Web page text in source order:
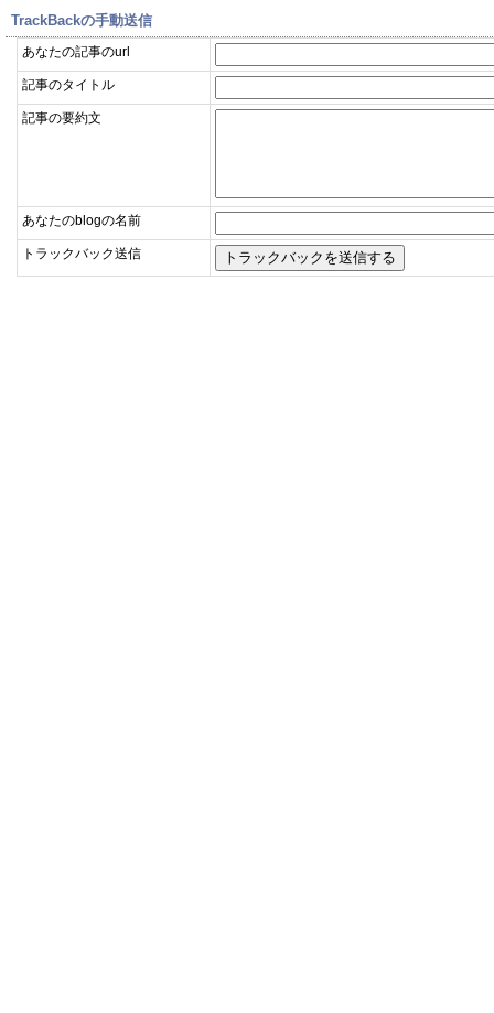
TrackBackの手動送信
あなたの記事のurl
記事のタイトル
記事の要約文
あなたのblogの名前
トラックバック送信